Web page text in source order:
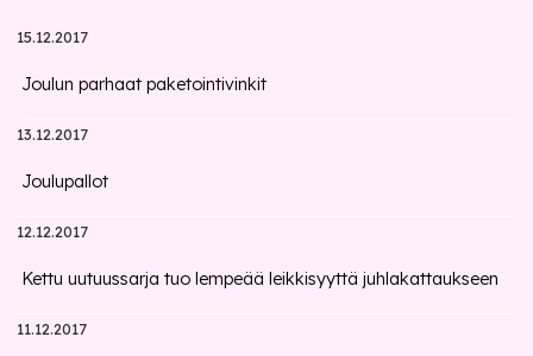
15.12.2017
Joulun parhaat paketointivinkit
13.12.2017
Joulupallot
12.12.2017
Kettu uutuussarja tuo lempeää leikkisyyttä juhlakattaukseen
11.12.2017